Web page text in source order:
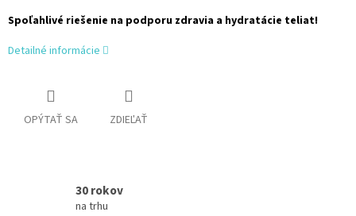
Spoľahlivé riešenie na podporu zdravia a hydratácie teliat!
Detailné informácie
OPÝTAŤ SA ZDIEĽAŤ
30 rokov
na trhu